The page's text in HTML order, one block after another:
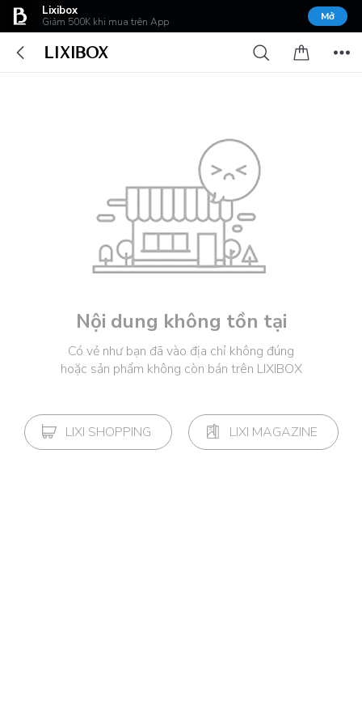
Lixibox
Giảm 500K khi mua trên App Mở
Nội dung không tồn tại
Có vẻ như bạn đã vào địa chỉ không đúng
hoặc sản phẩm không còn bán trên LIXIBOX
LIXI SHOPPING LIXI MAGAZINE